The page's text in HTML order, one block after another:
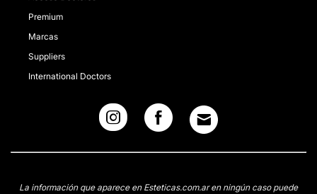
Premium
Marcas
Suppliers
International Doctors
La información que aparece en Esteticas.com.ar en ningún caso puede